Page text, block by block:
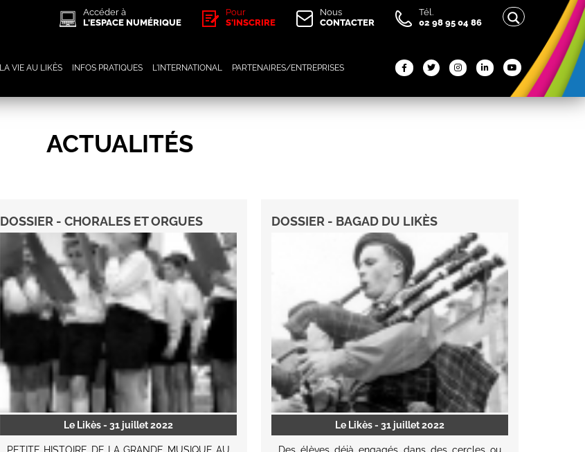
Accéder à
L'ESPACE NUMÉRIQUE
Pour
S'INSCRIRE
Nous
CONTACTER
Tél.
02 98 95 04 86
LA VIE AU LIKÈS INFOS PRATIQUES L'INTERNATIONAL PARTENAIRES/ENTREPRISES
ACTUALITÉS
DOSSIER - CHORALES ET ORGUES
Le Likès- 31 juillet 2022
DOSSIER - BAGAD DU LIKÈS
Le Likès- 31 juillet 2022